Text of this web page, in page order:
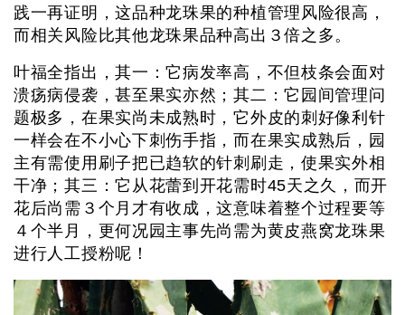
践一再证明，这品种龙珠果的种植管理风险很高，
而相关风险比其他龙珠果品种高出３倍之多。
叶福全指出，其一：它病发率高，不但枝条会面对
溃疡病侵袭，甚至果实亦然；其二：它园间管理问
题极多，在果实尚未成熟时，它外皮的刺好像利针
一样会在不小心下刺伤手指，而在果实成熟后，园
主有需使用刷子把已趋软的针刺刷走，使果实外相
干净；其三：它从花蕾到开花需时45天之久，而开
花后尚需３个月才有收成，这意味着整个过程要等
４个半月，更何况园主事先尚需为黄皮燕窝龙珠果
进行人工授粉呢！